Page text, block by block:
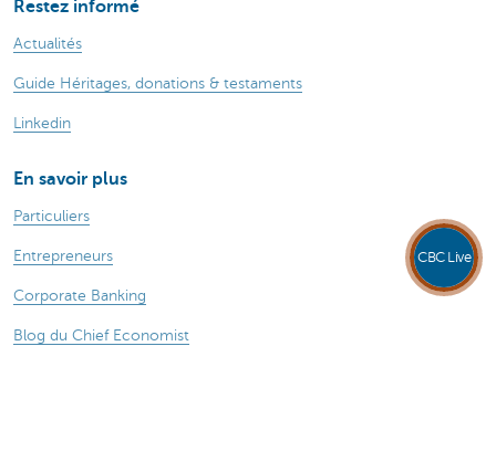
Restez informé
Actualités
Guide Héritages, donations & testaments
Linkedin
En savoir plus
Particuliers
Entrepreneurs
Corporate Banking
Blog du Chief Economist
CBC Live